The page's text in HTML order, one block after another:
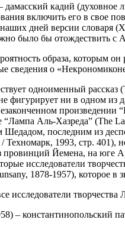
кадий (духовное
включить его в свое
дней версии словаря
было бы отождествить с
образа, которым
сведения о
одноименный рассказ
фигурирует ни в одном
“Лампа Аль-Хазреда”
последним из
1993, стр.
Йемена, на юге
исследователи
1878-1957), которое в
константинопольский